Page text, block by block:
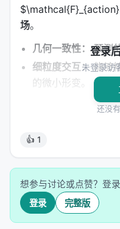
场。
几何一致性：预测
细粒度交互：能够
的微小形变。
3. 黑科技：事件感
为了让生成的视频（
而是具有物理意义的
Aware Bidirectional
这个模块能够实时调制
这个事件发生时，模
登录
未登录访
还没
👍 1
想参与讨论或点赞？登
登录 完整版